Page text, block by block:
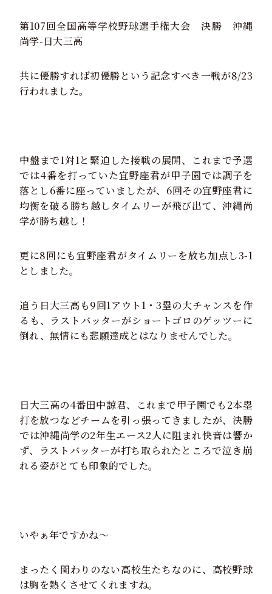
第107回全国高等学校野球選手権大会 決勝 沖縄
尚学-日大三高
共に優勝すれば初優勝という記念すべき一戦が8/23
行われました。
中盤まで1対1と緊迫した接戦の展開、これまで予選
では4番を打っていた宜野座君が甲子園では調子を
落とし6番に座っていましたが、6回その宜野座君に
均衡を破る勝ち越しタイムリーが飛び出て、沖縄尚
学が勝ち越し！
更に8回にも宜野座君がタイムリーを放ち加点し3-1
としました。
追う日大三高も9回1アウト1・3塁の大チャンスを作
るも、ラストバッターがショートゴロのゲッツーに
倒れ、無情にも悲願達成とはなりませんでした。
日大三高の4番田中諒君、これまで甲子園でも2本塁
打を放つなどチームを引っ張ってきましたが、決勝
では沖縄尚学の2年生エース2人に阻まれ快音は響か
ず、ラストバッターが打ち取られたところで泣き崩
れる姿がとても印象的でした。
いやぁ年ですかね～
まったく関わりのない高校生たちなのに、高校野球
は胸を熱くさせてくれますね。